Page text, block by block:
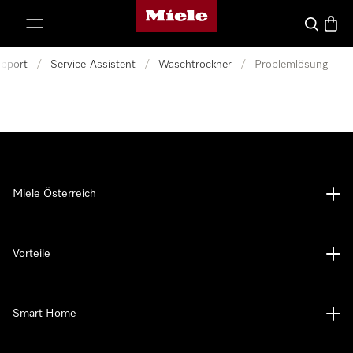
Miele-Homepage
Suche
/ Service-Assistent / Waschtrockner / Problemlösung
Miele Österreich
Vorteile
Smart Home